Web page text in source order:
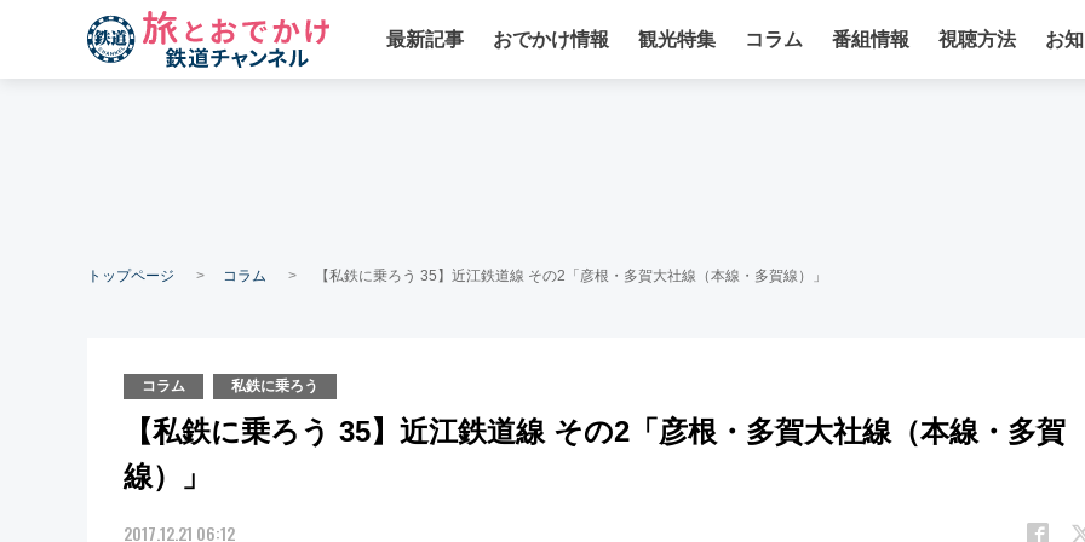
最新記事 おでかけ情報 観光特集 コラム 番組情報 視聴方法 お
トップページ コラム 【私鉄に乗ろう 35】近江鉄道線 その2「彦根・多賀大社線（本線・多賀線）」
コラム 私鉄に乗ろう
【私鉄に乗ろう 35】近江鉄道線 その2「彦根・多賀大社線（本線・多賀
線）」
2017.12.21 06:12